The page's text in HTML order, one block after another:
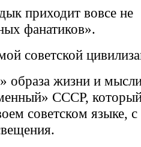
приходит вовсе не
фанатиков».
советской
образа жизни и
СССР,
советском языке, с